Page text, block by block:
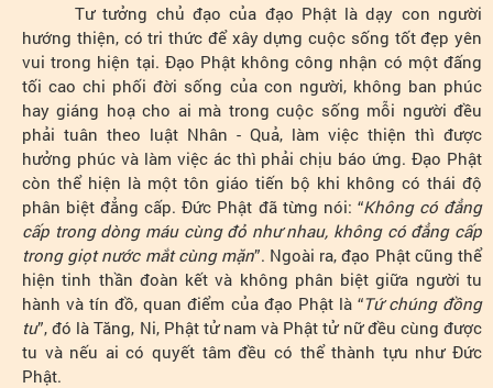
Tư tưởng chủ đạo của đạo Phật là dạy con người
hướng thiện, có tri thức để xây dựng cuộc sống tốt đẹp yên
vui trong hiện tại. Đạo Phật không công nhận có một đấng
tối cao chi phối đời sống của con người, không ban phúc
hay giáng hoạ cho ai mà trong cuộc sống mỗi người đều
phải tuân theo luật Nhân - Quả, làm việc thiện thì được
hưởng phúc và làm việc ác thì phải chịu báo ứng. Đạo Phật
còn thể hiện là một tôn giáo tiến bộ khi không có thái độ
phân biệt đẳng cấp. Đức Phật đã từng nói: “Không có đẳng
cấp trong dòng máu cùng đỏ như nhau, không có đẳng cấp
trong giọt nước mắt cùng mặn”. Ngoài ra, đạo Phật cũng thể
hiện tinh thần đoàn kết và không phân biệt giữa người tu
hành và tín đồ, quan điểm của đạo Phật là “Tứ chúng đồng
tu”, đó là Tăng, Ni, Phật tử nam và Phật tử nữ đều cùng được
tu và nếu ai có quyết tâm đều có thể thành tựu như Đức
Phật.